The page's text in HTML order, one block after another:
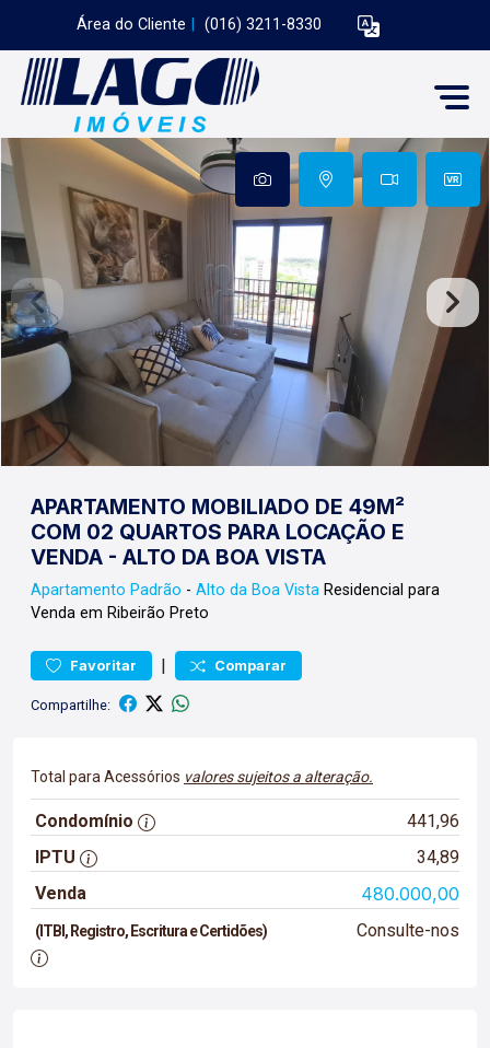
Área do Cliente (016) 3211-8330
APARTAMENTO MOBILIADO DE 49M²
COM 02 QUARTOS PARA LOCAÇÃO E
VENDA - ALTO DA BOA VISTA
Apartamento Padrão - Alto da Boa Vista Residencial para
Venda em Ribeirão Preto
Favoritar | Comparar
Compartilhe:
Total para Acessórios valores sujeitos a alteração.
Condomínio
441,96
IPTU
34,89
Venda
480.000,00
(ITBI, Registro, Escritura e Certidões) Consulte-nos